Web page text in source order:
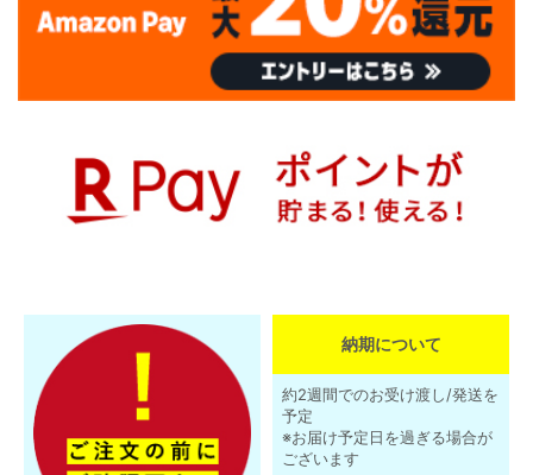
納期について
約2週間でのお受け渡し/発送を
予定
※お届け予定日を過ぎる場合が
ございます